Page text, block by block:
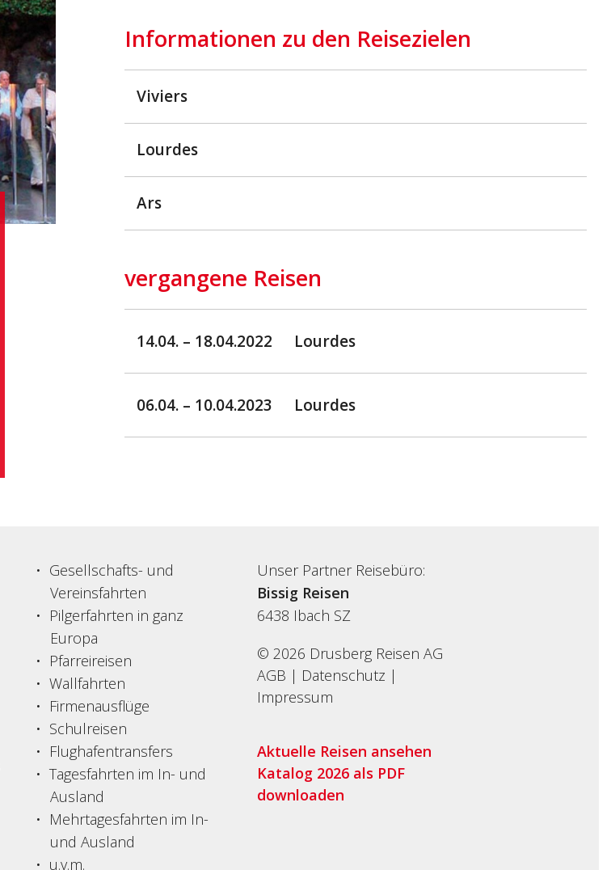
Informationen zu den Reisezielen
Viviers
Lourdes
Ars
vergangene Reisen
14.04. – 18.04.2022 Lourdes
06.04. – 10.04.2023 Lourdes
Gesellschafts- und
Vereinsfahrten
Pilgerfahrten in ganz
Europa
Pfarreireisen
Wallfahrten
Firmenausflüge
Schulreisen
Flughafentransfers
Tagesfahrten im In- und
Ausland
Mehrtagesfahrten im In-
und Ausland
u.v.m.
Unser Partner Reisebüro:
Bissig Reisen
6438 Ibach SZ
© 2026 Drusberg Reisen AG
AGB | Datenschutz |
Impressum
Aktuelle Reisen ansehen
Katalog 2026 als PDF
downloaden